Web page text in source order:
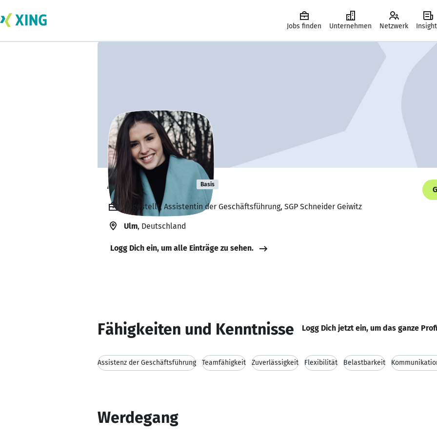
Jobs finden Unternehmen Netzwerk
Antonia Peter Basis
Angestellt, Assistentin der Geschäftsführung, SGP Schneider Geiwitz
Ulm, Deutschland
Logg Dich ein, um alle Einträge zu sehen.
Fähigkeiten und Kenntnisse Logg Dich jetzt ein, um das ganze
Assistenz der Geschäftsführung Teamfähigkeit Zuverlässigkeit Flexibilität Belastbarkeit
Werdegang